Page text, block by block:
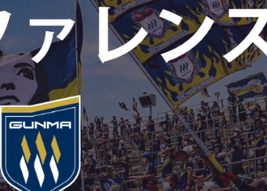
SCHOOL
スクール概要
スタッフ